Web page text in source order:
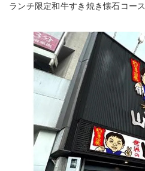
ランチ限定和牛すき焼き懐石コース